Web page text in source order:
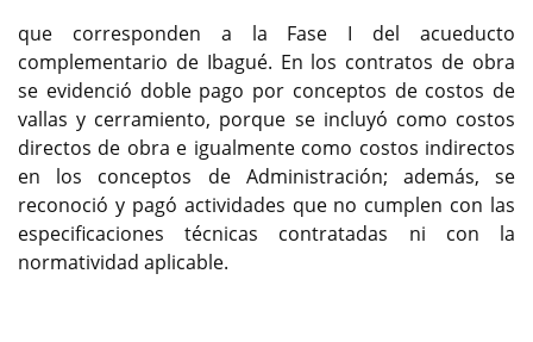
que corresponden a la Fase I del acueducto
complementario de Ibagué. En los contratos de obra
se evidenció doble pago por conceptos de costos de
vallas y cerramiento, porque se incluyó como costos
directos de obra e igualmente como costos indirectos
en los conceptos de Administración; además, se
reconoció y pagó actividades que no cumplen con las
especificaciones técnicas contratadas ni con la
normatividad aplicable.